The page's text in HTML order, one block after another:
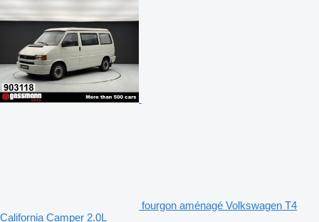
fourgon aménagé Volkswagen T4
California Camper 2.0L